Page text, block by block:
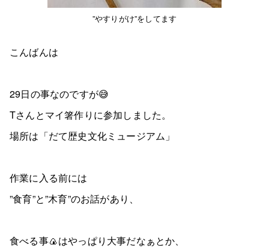
”やすりがけ”をしてます
こんばんは
29日の事なのですが😅
Tさんとマイ箸作りに参加しました。
場所は「だて歴史文化ミュージアム」
作業に入る前には
”食育”と”木育”のお話があり、
食べる事🍙はやっぱり大事だなぁとか、